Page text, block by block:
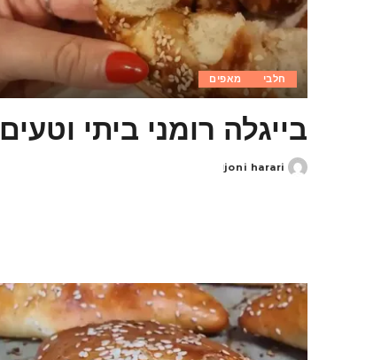
חלבי מאפים
בייגלה רומני ביתי וטעים
Posted
joni harari